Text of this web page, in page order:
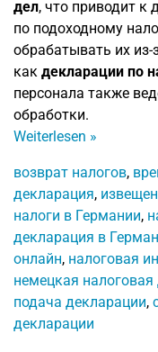
дел, что приводит к
по подоходному
обрабатывать их
как декларации по
персонала также
обработки.
Weiterlesen »
возврат налогов,
декларация,
налоги в Германии,
декларация в
онлайн, налоговая
немецкая
подача декларации,
декларации